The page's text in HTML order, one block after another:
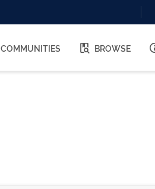
COMMUNITIES BROWSE